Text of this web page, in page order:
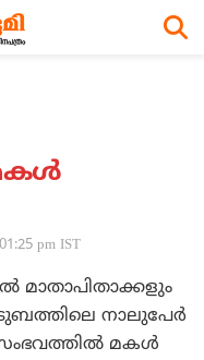
pm IST
മാതാപിതാക്കളും
നാലുപേര്‍
മകള്‍